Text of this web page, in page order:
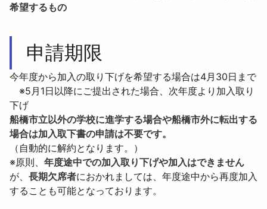
希望するもの
申請期限
今年度から加入の取り下げを希望する場合は4月30日まで
※5月1日以降にご提出された場合、次年度より加入取り
下げ
船橋市立以外の学校に進学する場合や船橋市外に転出する
場合は加入取下書の申請は不要です。
（自動的に解約となります。）
※原則、 年度途中での加入取り下げや加入はできません
が、 長期欠席者におかれましては、年度途中から再度加入
することも可能となっております。